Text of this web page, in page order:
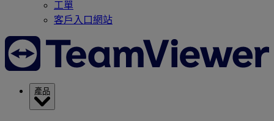
工單
客戶入口網站
產品